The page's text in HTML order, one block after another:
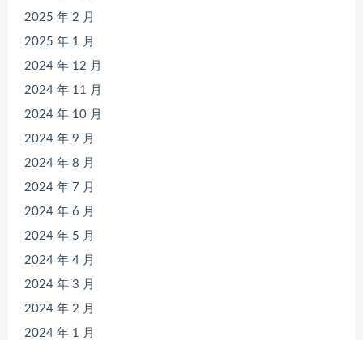
2025 年 2 月
2025 年 1 月
2024 年 12 月
2024 年 11 月
2024 年 10 月
2024 年 9 月
2024 年 8 月
2024 年 7 月
2024 年 6 月
2024 年 5 月
2024 年 4 月
2024 年 3 月
2024 年 2 月
2024 年 1 月